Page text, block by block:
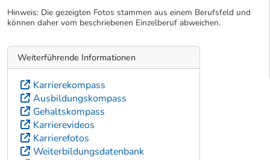
Hinweis: Die gezeigten Fotos stammen aus einem Berufsfeld und
können daher vom beschriebenen Einzelberuf abweichen.
Weiterführende Informationen
Karrierekompass
Ausbildungskompass
Gehaltskompass
Karrierevideos
Karrierefotos
Weiterbildungsdatenbank